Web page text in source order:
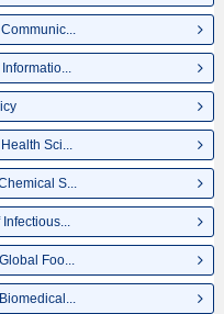
Sci...
S...
Foo...